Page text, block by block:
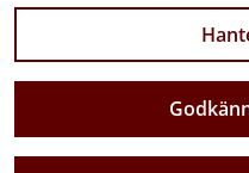
Vi gör